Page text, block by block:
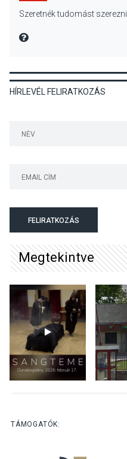
játszóterei
kullancsok
Szeretnék tudomást
MIRE MONDTA
HÍRLEVÉL FELIRATKOZÁS
FELIRATKOZÁS
Megtekintve
TÁMOGATÓK: